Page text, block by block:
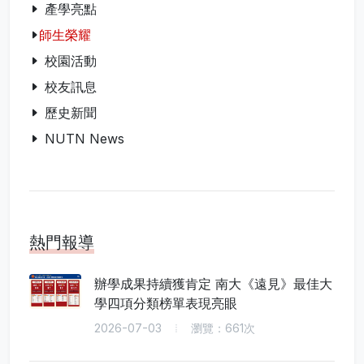
產學亮點
師生榮耀
校園活動
校友訊息
歷史新聞
NUTN News
熱門報導
辦學成果持續獲肯定 南大《遠見》最佳大
學四項分類榜單表現亮眼
2026-07-03 瀏覽：661次